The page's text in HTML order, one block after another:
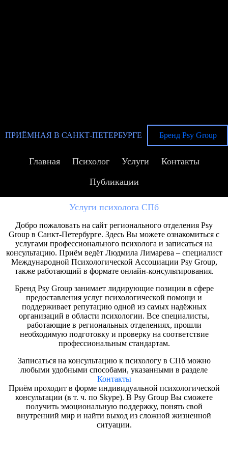
ПРИЁМНАЯ В САНКТ-ПЕТЕРБУРГЕ Бренд Psy Group
Главная Психолог Услуги
Контакты
Публикации
Услуги психолога СПб
Добро пожаловать на сайт регионального отделения Psy
Group в Санкт-Петербурге. Здесь Вы можете ознакомиться с
услугами профессионального психолога и записаться на
консультацию. Приём ведёт Людмила Лимарева – специалист
Международной Психологической Ассоциации Psy Group,
также работающий в формате онлайн-консультирования.
Бренд Psy Group занимает лидирующие позиции в сфере
предоставления услуг психологической помощи и
поддерживает репутацию одной из самых надёжных
организаций в области психологии. Все специалисты,
работающие в региональных отделениях, прошли
необходимую подготовку и проверку на соответствие
профессиональным стандартам.
Записаться на консультацию к психологу в СПб можно
любыми удобными способами, указанными в разделе
Контакты
Приём проходит в форме индивидуальной психологической
консультации (в т. ч. по Skype). В Psy Group Вы сможете
получить эмоциональную поддержку, понять свой
внутренний мир и найти выход из сложной жизненной
ситуации.